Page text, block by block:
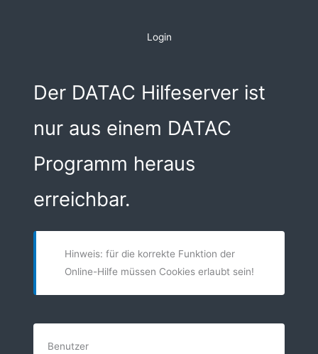
Login
Der DATAC Hilfeserver ist
nur aus einem DATAC
Programm heraus
erreichbar.
Hinweis: für die korrekte Funktion der
Online-Hilfe müssen Cookies erlaubt sein!
Benutzer